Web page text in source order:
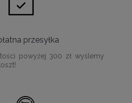
przesyłka
powyżej 300 zł wyślemy